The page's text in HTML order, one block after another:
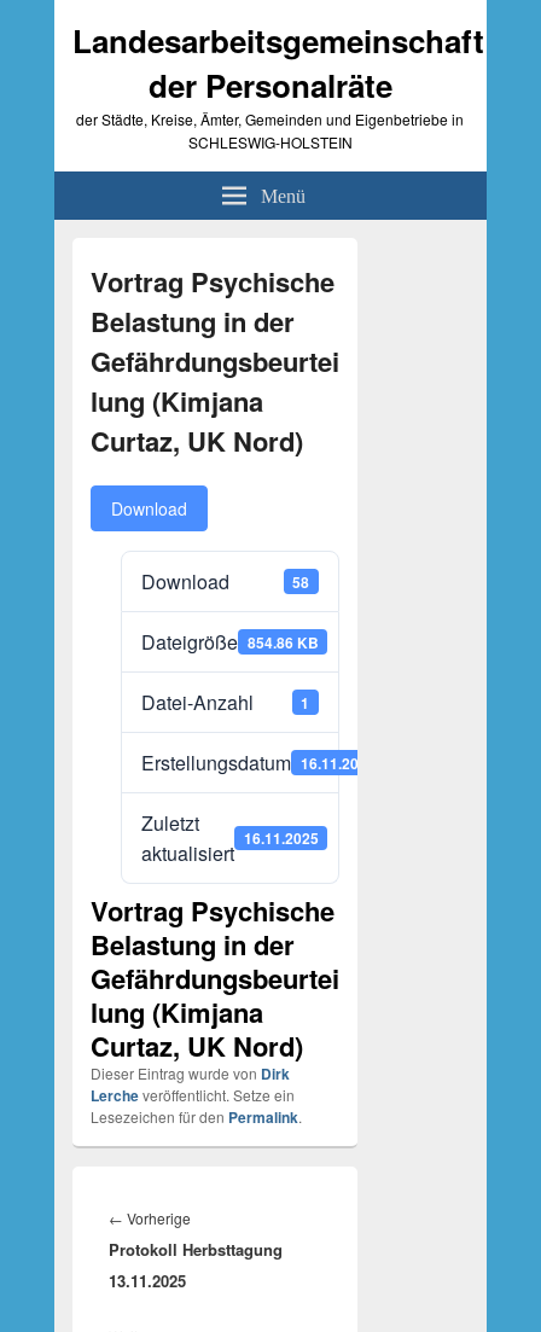
Landesarbeitsgemeinschaft
der Personalräte
der Städte, Kreise, Ämter, Gemeinden und Eigenbetriebe in
SCHLESWIG-HOLSTEIN
Menü
Vortrag Psychische
Belastung in der
Gefährdungsbeurtei
lung (Kimjana
Curtaz, UK Nord)
Download
Download 58
Dateigröße 854.86 KB
Datei-Anzahl 1
Erstellungsdatum 16.11.2025
Zuletzt
aktualisiert
16.11.2025
Vortrag Psychische
Belastung in der
Gefährdungsbeurtei
lung (Kimjana
Curtaz, UK Nord)
Dieser Eintrag wurde von Dirk
Lercheveröffentlicht. Setze ein
Lesezeichen für den Permalink.
← VorherigeVorheriger
Beitrag:
Protokoll Herbsttagung
13.11.2025
Seitenleisten-
Widgetbereich